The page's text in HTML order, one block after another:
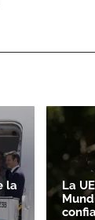
la
La